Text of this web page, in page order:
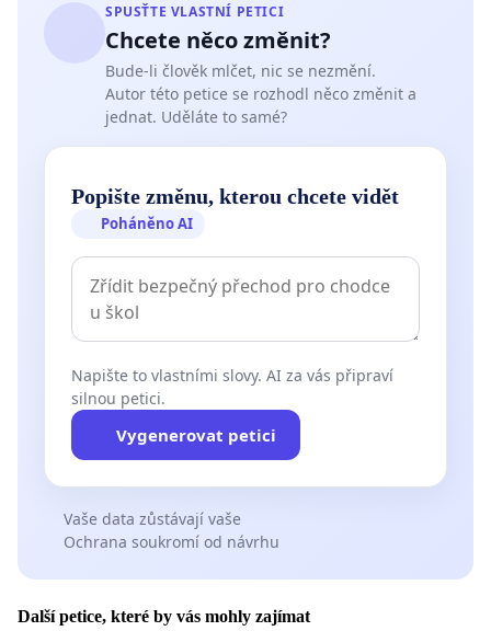
SPUSŤTE VLASTNÍ PETICI
Chcete něco změnit?
Bude-li člověk mlčet, nic se nezmění.
Autor této petice se rozhodl něco změnit a
jednat. Uděláte to samé?
Popište změnu, kterou chcete vidět
Poháněno AI
Napište to vlastními slovy. AI za vás připraví
silnou petici.
Vygenerovat petici
Vaše data zůstávají vaše
Ochrana soukromí od návrhu
Další petice, které by vás mohly zajímat